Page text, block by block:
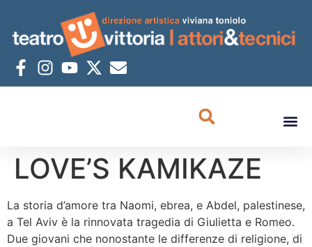
LOVE’S KAMIKAZE
La storia d’amore tra Naomi, ebrea, e Abdel, palestinese,
a Tel Aviv è la rinnovata tragedia di Giulietta e Romeo.
Due giovani che nonostante le differenze di religione, di